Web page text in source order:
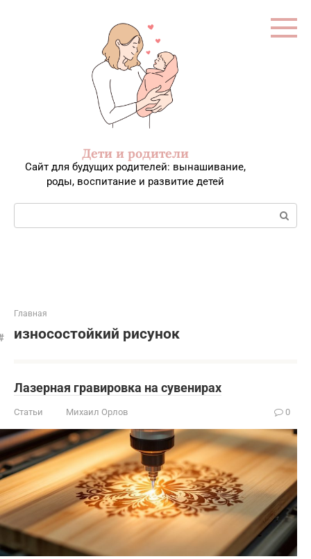
Дети и родители
Сайт для будущих родителей: вынашивание,
роды, воспитание и развитие детей
Поиск:
Главная
износостойкий рисунок
Лазерная гравировка на сувенирах
Статьи Михаил Орлов 0